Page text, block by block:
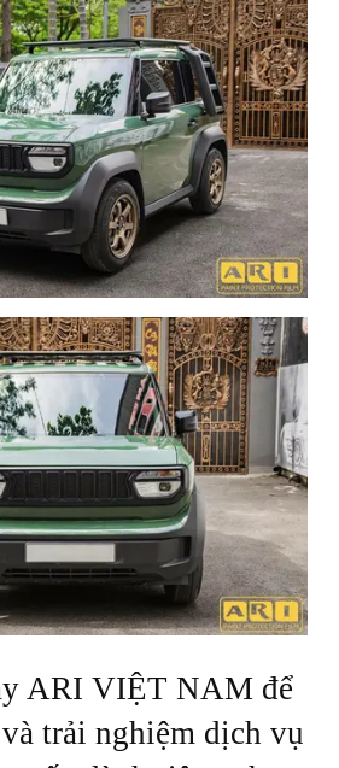
100% nhập khẩu từ Mỹ, có CO,
nghiệp: Tỉ mỉ, cẩn thận trong từng
Tùy dòng phim, bảo hành từ 3 đến 10
đồng hành và hỗ trợ khách hàng
sử dụng.